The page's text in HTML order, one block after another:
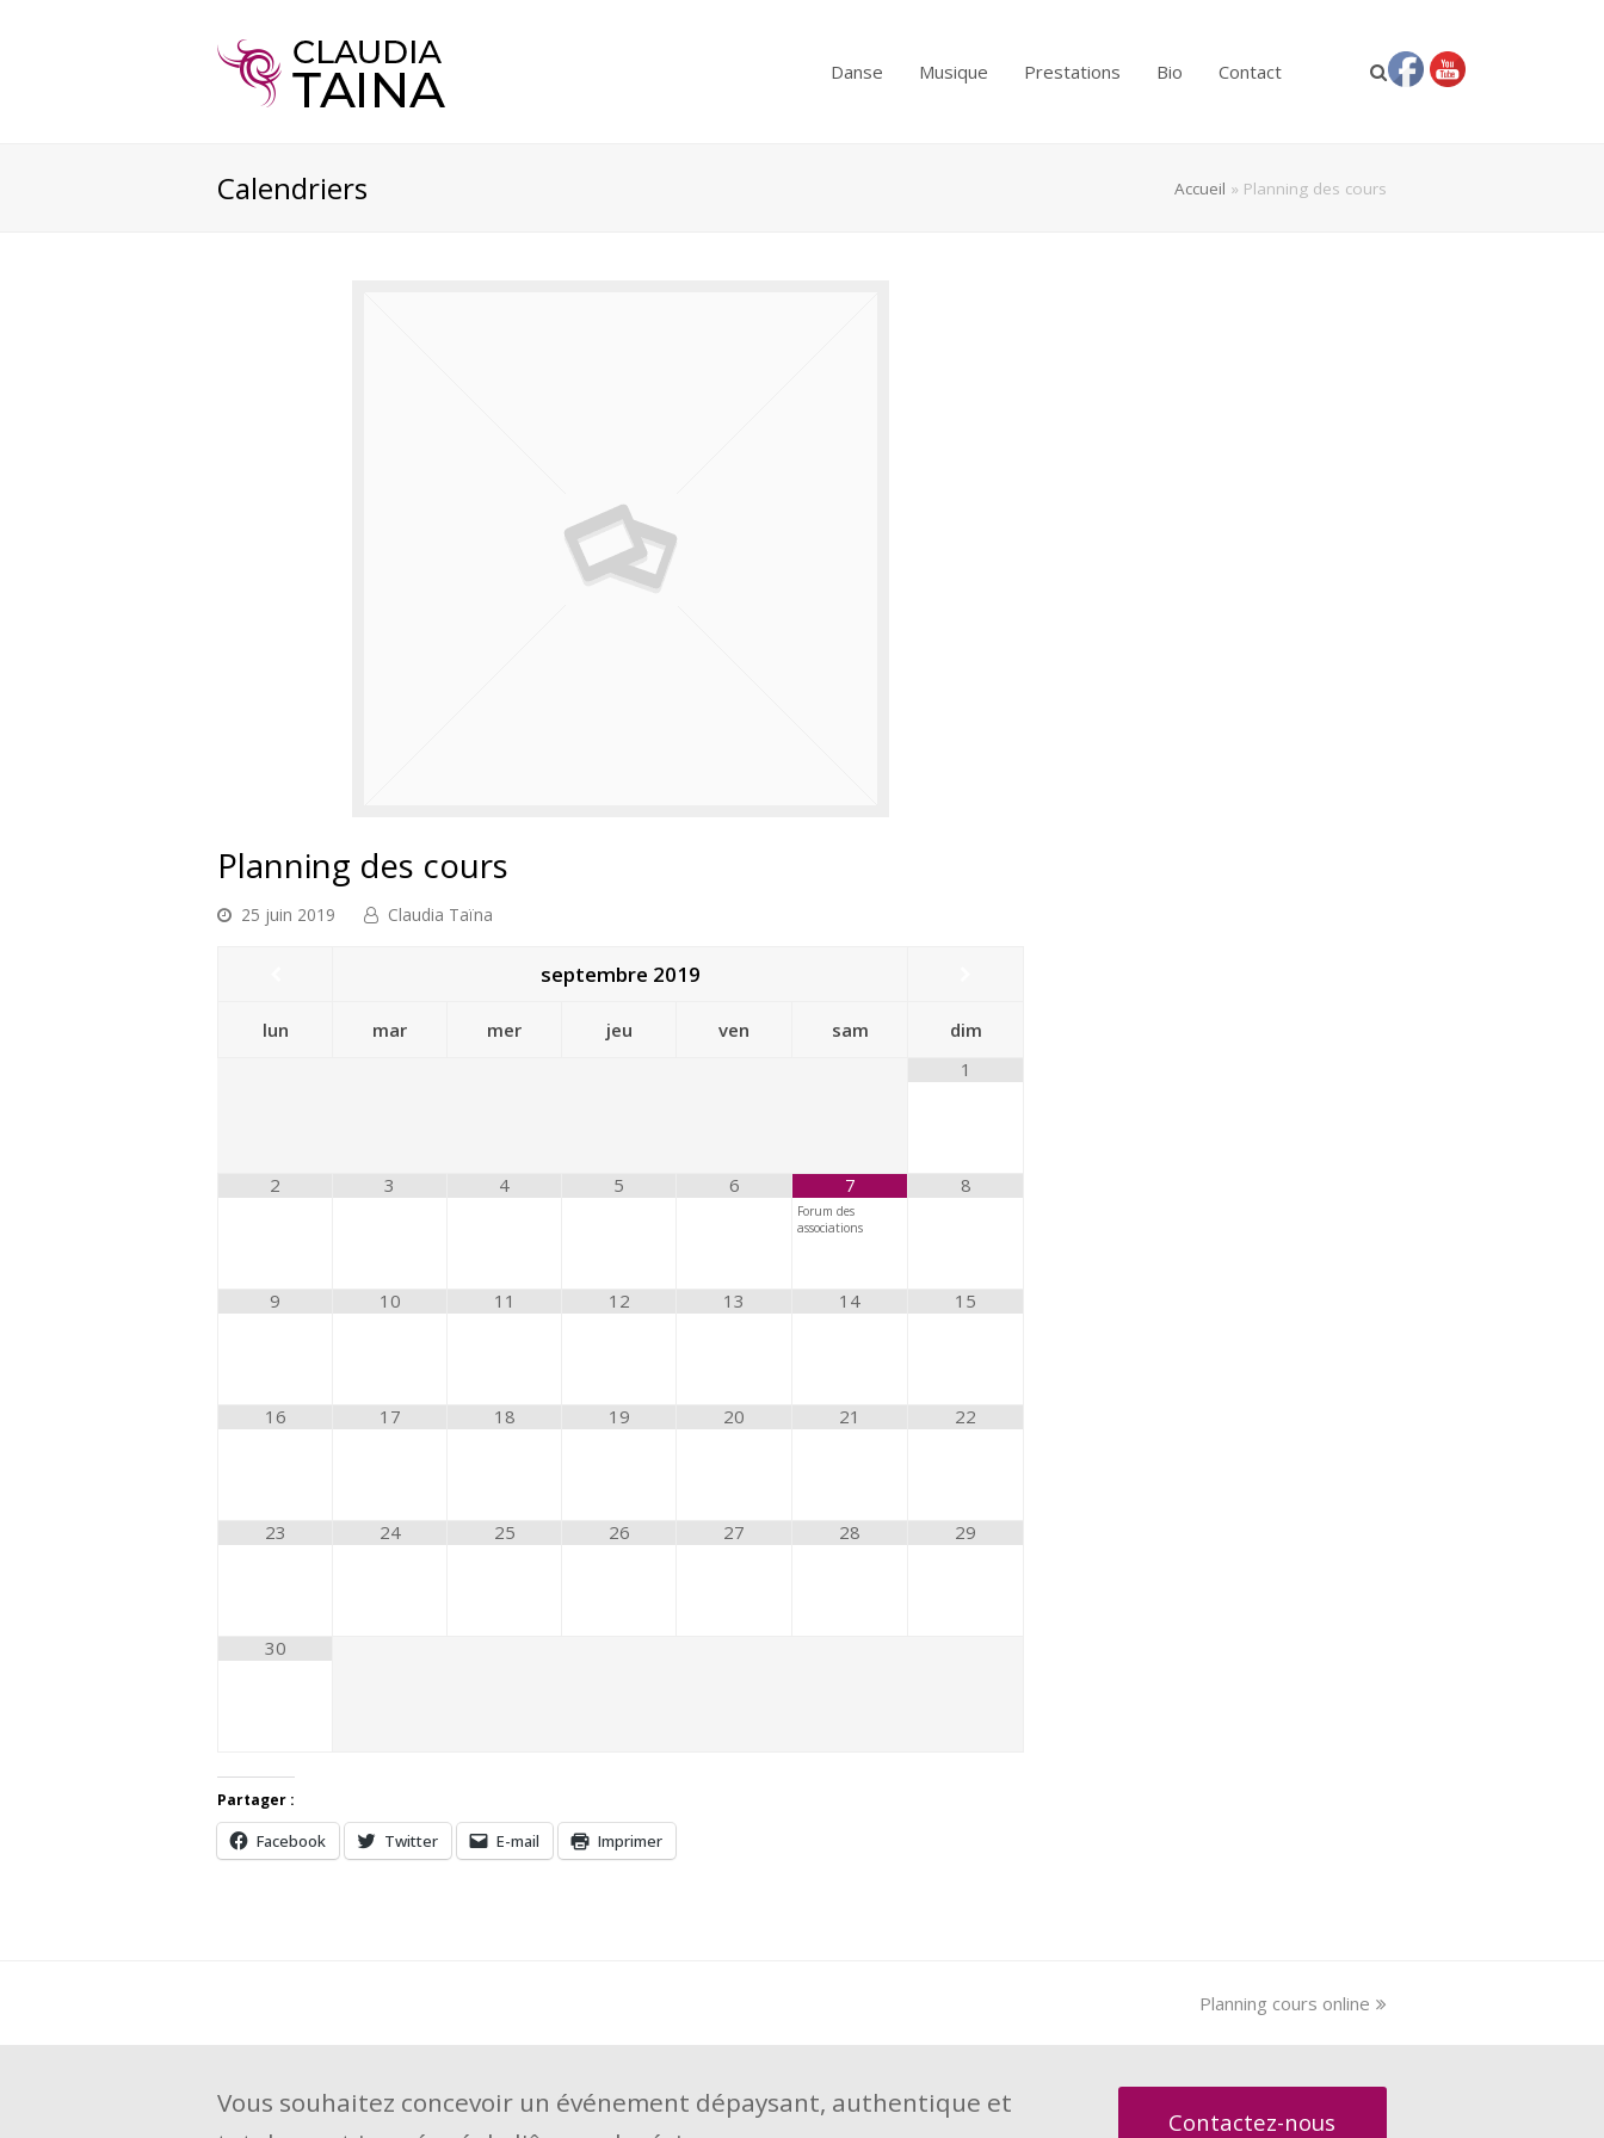
Danse Musique Prestations Bio Contact
Calendriers Accueil » Planning des cours
Planning des cours
25 juin 2019 Claudia Taïna
septembre 2019
lun mar mer jeu ven sam
dim
1
2 3 4 5 6 7
Forum des
associations
8
9 10 11 12 13 14 15
16 17 18 19 20 21 22
23 24 25 26 27 28 29
30
Partager :
Facebook Twitter E-mail Imprimer
next
Planning cours online
Vous souhaitez concevoir un événement dépaysant, authentique et
Contactez-nous